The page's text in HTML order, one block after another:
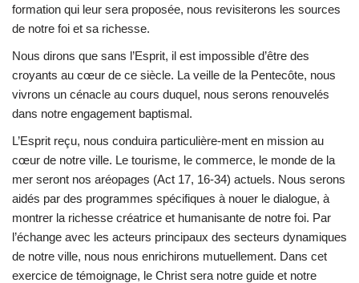
formation qui leur sera proposée, nous revisiterons les sources
de notre foi et sa richesse.
Nous dirons que sans l’Esprit, il est impossible d’être des
croyants au cœur de ce siècle. La veille de la Pentecôte, nous
vivrons un cénacle au cours duquel, nous serons renouvelés
dans notre engagement baptismal.
L’Esprit reçu, nous conduira particulière-ment en mission au
cœur de notre ville. Le tourisme, le commerce, le monde de la
mer seront nos aréopages (Act 17, 16-34) actuels. Nous serons
aidés par des programmes spécifiques à nouer le dialogue, à
montrer la richesse créatrice et humanisante de notre foi. Par
l’échange avec les acteurs principaux des secteurs dynamiques
de notre ville, nous nous enrichirons mutuellement. Dans cet
exercice de témoignage, le Christ sera notre guide et notre